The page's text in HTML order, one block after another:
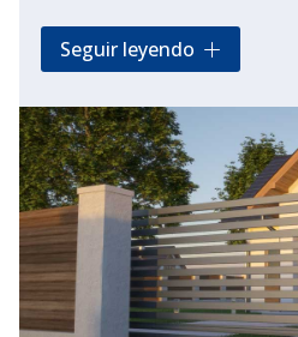
Además, como
Hörmann, marca líder a
certificaciones de calidad
normativas vigentes y
óptimo y una seguridad
propiedad.
Seguir leyendo